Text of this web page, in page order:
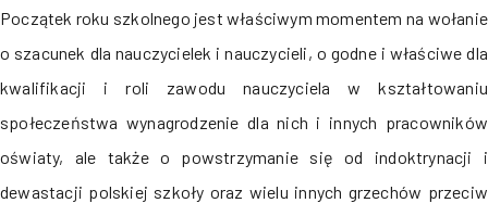
Początek roku szkolnego jest właściwym momentem na wołanie
o szacunek dla nauczycielek i nauczycieli, o godne i właściwe dla
kwalifikacji i roli zawodu nauczyciela w kształtowaniu
społeczeństwa wynagrodzenie dla nich i innych pracowników
oświaty, ale także o powstrzymanie się od indoktrynacji i
dewastacji polskiej szkoły oraz wielu innych grzechów przeciw